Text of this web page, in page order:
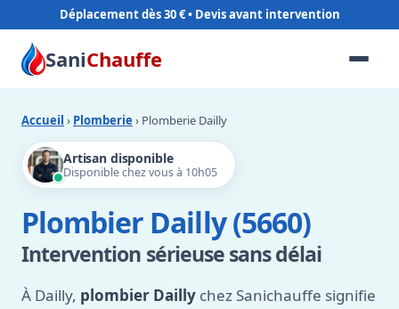
Déplacement dès 30 €
SaniChauffe
Accueil › Plomberie › Plomberie Dailly
Artisan disponible
Disponible chez vous à 10h05
Plombier Dailly (5660)
Intervention sérieuse sans délai
À Dailly, plombier Dailly chez Sanichauffe signifie